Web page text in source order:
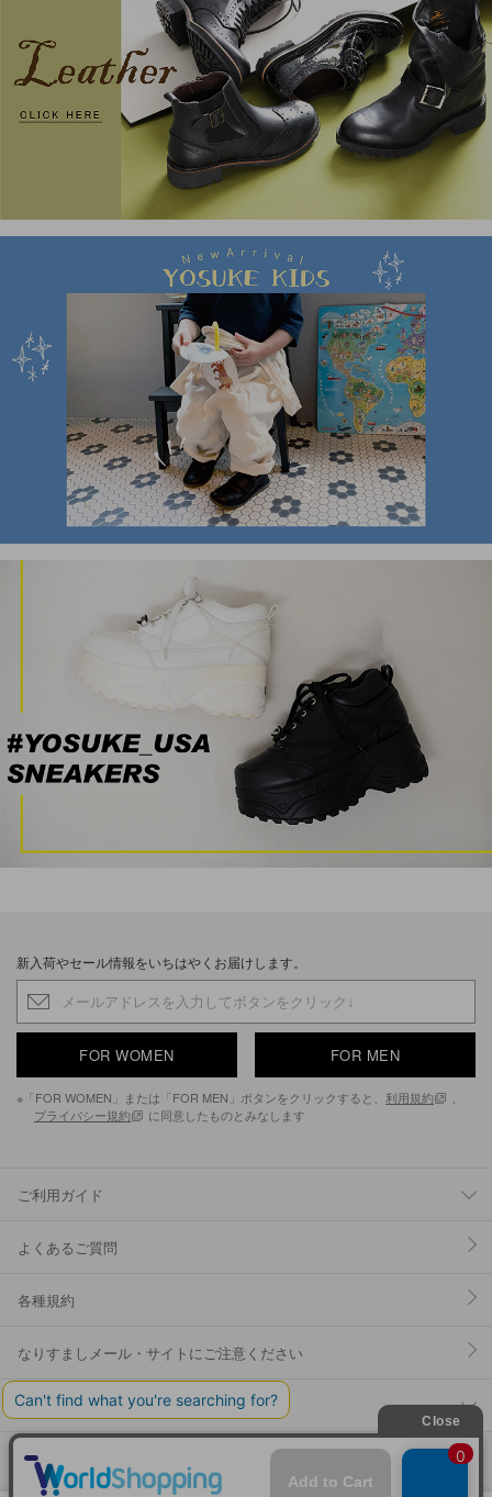
新入荷やセール情報をいちはやくお届けします。
FOR WOMEN FOR MEN
※「FOR WOMEN」または「FOR MEN」ボタンをクリックすると、 利用規約
、
プライバシー規約
に同意したものとみなします
ご利用ガイド
よくあるご質問
各種規約
なりすましメール・サイトにご注意ください
YOSUKE U.S.A 公式SNS